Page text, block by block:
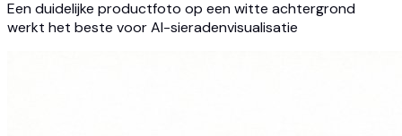
Een duidelijke productfoto op een witte achtergrond
werkt het beste voor AI-sieradenvisualisatie